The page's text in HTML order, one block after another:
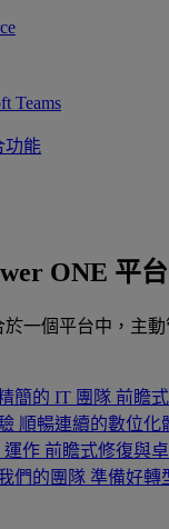
Teams
功能
ONE 平台
於一個平台中，主
簡的 IT 團隊 前瞻
順暢連續的數位化
運作 前瞻式修復與
們的團隊 準備好轉